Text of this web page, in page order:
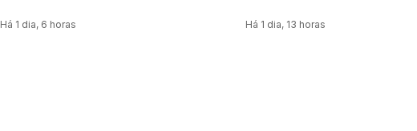
Há 1 dia, 6 horas Há 1 dia, 13 horas